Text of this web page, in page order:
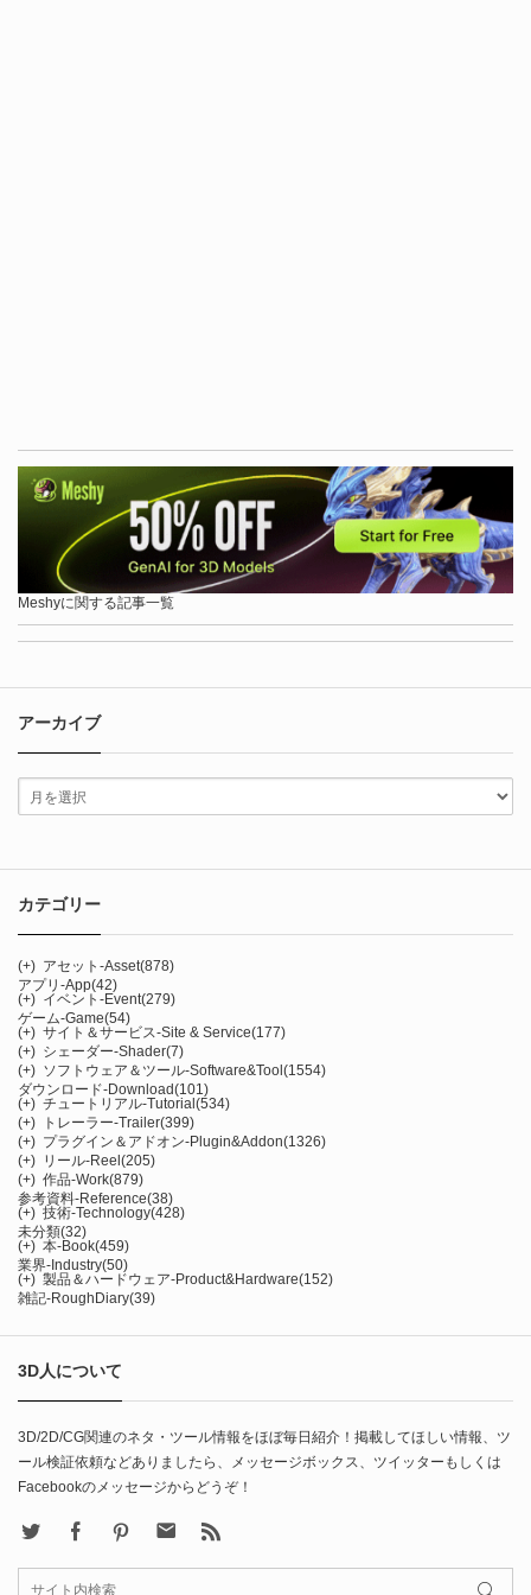
Meshyに関する記事一覧
アーカイブ
カテゴリー
(+) アセット-Asset(878)
アプリ-App(42)
(+) イベント-Event(279)
ゲーム-Game(54)
(+) サイト＆サービス-Site & Service(177)
(+) シェーダー-Shader(7)
(+) ソフトウェア＆ツール-Software&Tool (1554)
ダウンロード-Download(101)
(+) チュートリアル-Tutorial (534)
(+)
トレーラー-Trailer(399)
(+) プラグイン＆アドオン-Plugin&Addon(1326)
(+) リール-Reel (205)
(+) 作品-Work(879)
参考資料-Reference(38)
(+) 技術-Technology(428)
未分類(32)
(+) 本-Book(459)
業界-Industry(50)
(+) 製品＆ハードウェア-Product&Hardware(152)
雑記-RoughDiary(39)
3D人について
3D/2D/CG関連のネタ・ツール情報をほぼ毎日紹介！掲載してほしい情報、ツ
ール検証依頼などありましたら、メッセージボックス、ツイッターもしくは
Facebookのメッセージからどうぞ！
FacebookPinterest Contact